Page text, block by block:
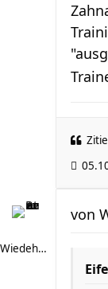
Wiedehopf
von